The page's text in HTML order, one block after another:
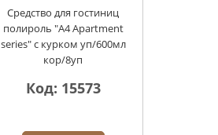
Средство для гостиниц
полироль "А4 Apartment
series" с курком уп/600мл
кор/8уп
Код: 15573